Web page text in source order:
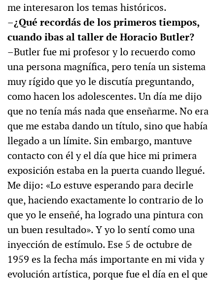
me interesaron los temas históricos.
–¿Qué recordás de los primeros tiempos,
cuando ibas al taller de Horacio Butler?
–Butler fue mi profesor y lo recuerdo como
una persona magnífica, pero tenía un sistema
muy rígido que yo le discutía preguntando,
como hacen los adolescentes. Un día me dijo
que no tenía más nada que enseñarme. No era
que me estaba dando un título, sino que había
llegado a un límite. Sin embargo, mantuve
contacto con él y el día que hice mi primera
exposición estaba en la puerta cuando llegué.
Me dijo: «Lo estuve esperando para decirle
que, haciendo exactamente lo contrario de lo
que yo le enseñé, ha logrado una pintura con
un buen resultado». Y yo lo sentí como una
inyección de estímulo. Ese 5 de octubre de
1959 es la fecha más importante en mi vida y
evolución artística, porque fue el día en el que